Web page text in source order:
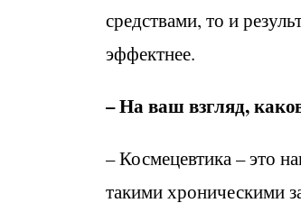
средствами, то и
эффектнее.
– На ваш взгляд,
– Космецевтика – это
такими хроническими